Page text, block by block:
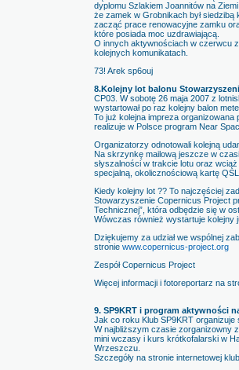
dyplomu Szlakiem Joannitów na
że zamek w Grobnikach był
zacząć prace renowacyjne zamku
które posiada moc uzdrawiającą.
O innych aktywnościach w czerwcu
kolejnych komunikatach.
73! Arek sp6ouj
8.Kolejny lot balonu
CP03. W sobotę 26 maja 2007 z
wystartował po raz kolejny balon
To już kolejna impreza
realizuje w Polsce program Near
Organizatorzy odnotowali kolejną
Na skrzynkę mailową jeszcze w
słyszalności w trakcie lotu oraz
specjalną, okolicznościową kartę
Kiedy kolejny lot ?? To najczęściej
Stowarzyszenie Copernicus Project
Technicznej”, która odbędzie się w
Wówczas również wystartuje kolejny
Dziękujemy za udział we wspólnej
stronie www.copernicus-project.org
Zespół Copernicus Project
Więcej informacji i fotoreportarz na
9. SP9KRT i program aktywności
Jak co roku Klub SP9KRT
W najbliższym czasie zorganizowny
mini wczasy i kurs krótkofalarski w
Wrzeszczu.
Szczegóły na stronie internetowej